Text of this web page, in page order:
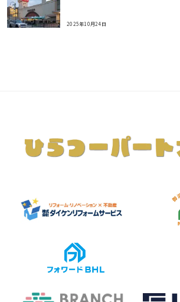
2025年10月24日